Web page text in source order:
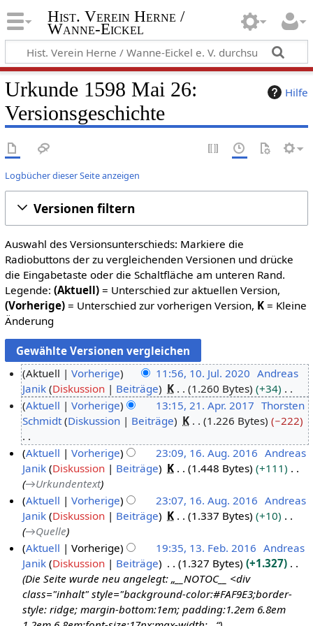
Hist. Verein Herne /
Wanne-Eickel
Hilfe
Urkunde 1598 Mai 26:
Versionsgeschichte
Logbücher dieser Seite anzeigen
Versionen filtern
Auswahl des Versionsunterschieds: Markiere die
Radiobuttons der zu vergleichenden Versionen und drücke
die Eingabetaste oder die Schaltfläche am unteren Rand.
Legende: (Aktuell)= Unterschied zur aktuellen Version,
(Vorherige)= Unterschied zur vorherigen Version, K= Kleine
Änderung
0
u
2
0
Aktuell Vorherige 11:56, 10. Jul. 2020 Andreas
Janik Diskussion Beiträge K 1.260 Bytes
+34
K
e
n
e
B
e
a
r
b
e
i
t
n
2
Aktuell Vorherige 13:15, 21. Apr. 2017 Thorsten
Schmidt Diskussion Beiträge K 1.226 Bytes −222
K
e
i
n
e
B
e
a
r
b
e
i
g
Aktuell Vorherige 23:09, 16. Aug. 2016 Andreas
Janik Diskussion Beiträge K 1.448 Bytes
+111
→Urkundentext
Aktuell
Vorherige 23:07, 16. Aug. 2016 Andreas
Janik Diskussion Beiträge K 1.337 Bytes
+10
→Quelle
Aktuell Vorherige 19:35, 13. Feb. 2016 Andreas
Janik Diskussion Beiträge 1.327 Bytes
+1.327
Die Seite wurde neu angelegt: „__NOTOC__ <div
class="inhalt" style="background-color:#FAF9E3;border-
style: ridge; margin-bottom:1em; padding:1.2em 6.8em